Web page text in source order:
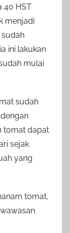
40 HST
menjadi
sudah
ini lakukan
mulai
sudah
tomat dapat
sejak
yang
tomat,